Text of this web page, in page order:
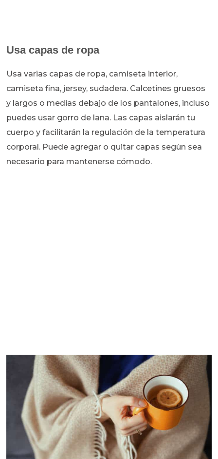
Usa capas de ropa
Usa varias capas de ropa, camiseta interior,
camiseta fina, jersey, sudadera. Calcetines gruesos
y largos o medias debajo de los pantalones, incluso
puedes usar gorro de lana. Las capas aislarán tu
cuerpo y facilitarán la regulación de la temperatura
corporal. Puede agregar o quitar capas según sea
necesario para mantenerse cómodo.